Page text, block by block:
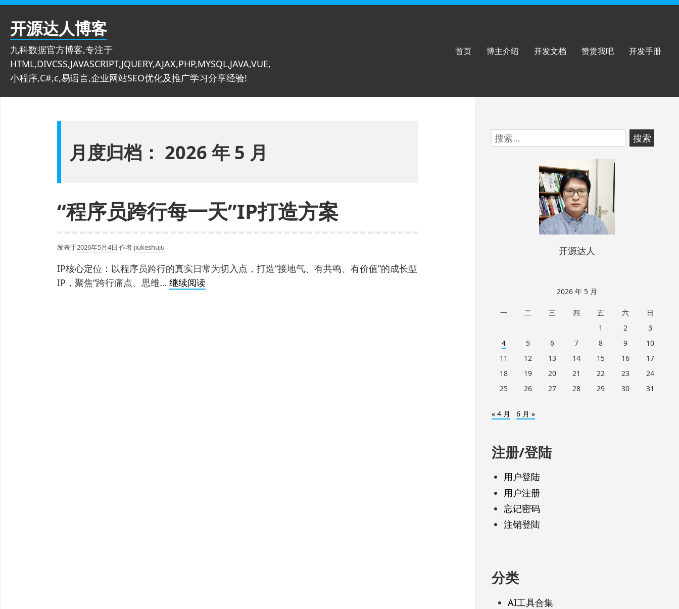
跳
开源达人博客
九科数据官方博客,专注于
HTML,DIVCSS,JAVASCRIPT,JQUERY,AJAX,PHP,MYSQL,JAVA,VUE,
小程序,C#,c,易语言,企业网站SEO优化及推广学习分享经验!
首页 博主介绍 开发文档 赞赏我吧 开发手册
月度归档： 2026 年 5 月
“程序员跨行每一天”IP打造方案
发表于2026年5月4日 作者 jiukeshuju
IP核心定位：以程序员跨行的真实日常为切入点，打造“接地气、有共鸣、有价值”的成长型
IP，聚焦“跨行痛点、思维… 继续阅读
跳
至
搜
索：
开源达人
2026 年 5 月
一 二 三 四 五 六
日
1
2
3
4
5 6 7 8 9
10
11
12 13 14 15 16
17
18
19 20 21 22 23
24
25
26 27 28 29 30 31
« 4 月 6 月 »
注册/登陆
用户登陆
用户注册
忘记密码
注销登陆
分类
AI工具合集